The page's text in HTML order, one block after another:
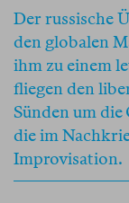
Der russische
den globalen
ihm zu einem
fliegen den
Sünden um
die im
Improvisation.